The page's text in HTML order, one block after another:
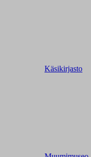
Käsikirjasto